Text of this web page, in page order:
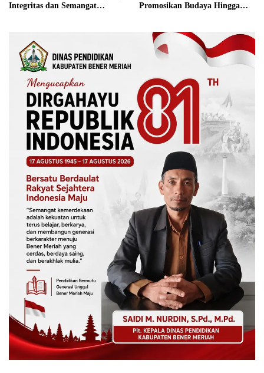
Integritas dan Semangat
Promosikan Budaya Hingga